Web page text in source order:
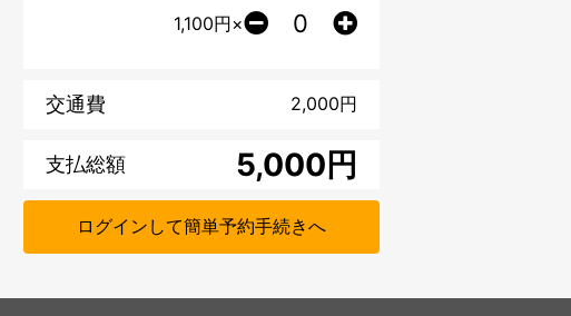
1,100円×
交通費 2,000円
支払総額 円
ログインして簡単予約手続きへ